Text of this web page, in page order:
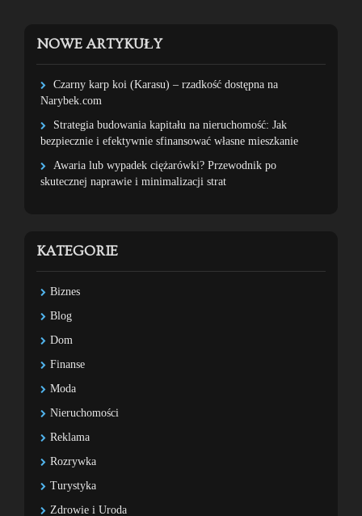
NOWE ARTYKUŁY
Czarny karp koi (Karasu) – rzadkość dostępna na
Narybek.com
Strategia budowania kapitału na nieruchomość: Jak
bezpiecznie i efektywnie sfinansować własne mieszkanie
Awaria lub wypadek ciężarówki? Przewodnik po
skutecznej naprawie i minimalizacji strat
KATEGORIE
Biznes
Blog
Dom
Finanse
Moda
Nieruchomości
Reklama
Rozrywka
Turystyka
Zdrowie i Uroda